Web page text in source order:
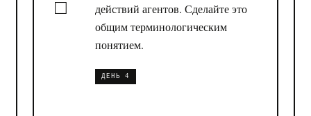
действий агентов. Сделайте это
общим терминологическим
понятием.
ДЕНЬ 4